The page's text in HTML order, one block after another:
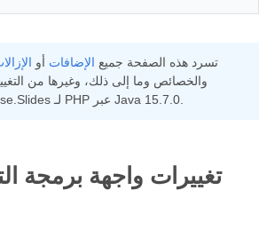
تسرد هذه الصفحة جميع الإضافات أو
والخصائص وما إلى ذلك، وغيرها من
برمجة التطبيقات Aspose.Slides لـ PHP عبر Java 15.7.0.
تغييرات واجهة برمجة